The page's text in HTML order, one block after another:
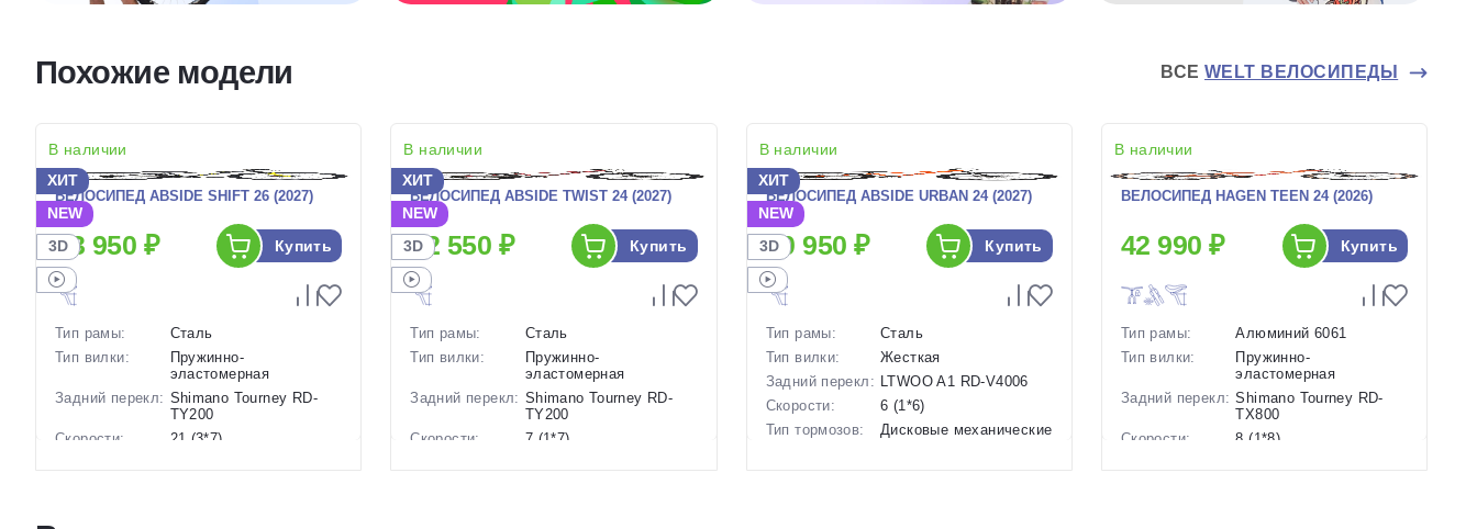
Похожие модели ВСЕWELT ВЕЛОСИПЕДЫ
В наличии
ХИТ
NEW
3D
ВЕЛОСИПЕД ABSIDE SHIFT 26 (2027)
23 950 ₽ Купить
Тип рамы:
Сталь
Тип вилки:
Пружинно-
эластомерная
Задний перекл: Shimano Tourney RD-
TY200
Скорости:
21 (3*7)
В наличии
ХИТ
NEW
3D
ВЕЛОСИПЕД ABSIDE TWIST 24 (2027)
22 550 ₽ Купить
Тип рамы:
Сталь
Тип вилки:
Пружинно-
эластомерная
Задний перекл: Shimano Tourney RD-
TY200
Скорости:
7 (1*7)
В наличии
ХИТ
NEW
3D
ВЕЛОСИПЕД ABSIDE URBAN 24 (2027)
20 950 ₽ Купить
Тип рамы:
Сталь
Тип вилки:
Жесткая
Задний перекл: LTWOO A1 RD-V4006
Скорости:
6 (1*6)
Тип тормозов:
Дисковые механические
В наличии
ВЕЛОСИПЕД HAGEN TEEN 24 (2026)
42 990 ₽ Купить
Тип рамы:
Алюминий 6061
Тип вилки:
Пружинно-
эластомерная
Задний перекл: Shimano Tourney RD-
TX800
Скорости:
8 (1*8)